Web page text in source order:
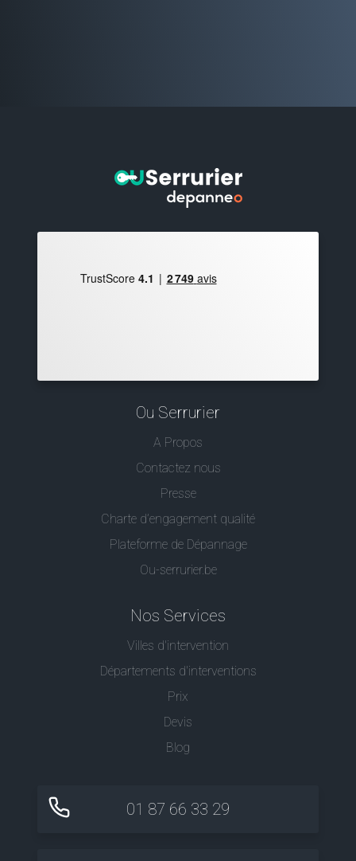
Ou Serrurier
A Propos
Contactez nous
Presse
Charte d’engagement qualité
Plateforme de Dépannage
Ou-serrurier.be
Nos Services
Villes d'intervention
Départements d'interventions
Prix
Devis
Blog
01 87 66 33 29